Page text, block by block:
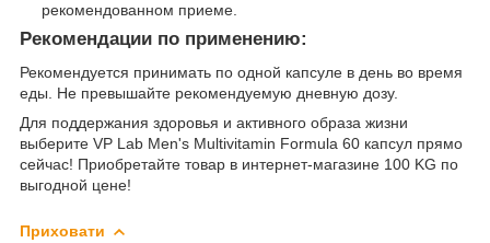
рекомендованном приеме.
Рекомендации по применению:
Рекомендуется принимать по одной капсуле в день во время
еды. Не превышайте рекомендуемую дневную дозу.
Для поддержания здоровья и активного образа жизни
выберите VP Lab Men's Multivitamin Formula 60 капсул прямо
сейчас! Приобретайте товар в интернет-магазине 100 KG по
выгодной цене!
Приховати